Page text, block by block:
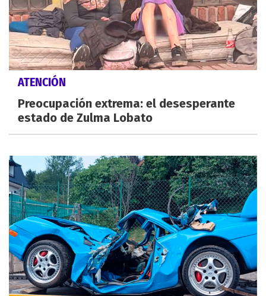
ATENCIÓN
Preocupación extrema: el desesperante
estado de Zulma Lobato